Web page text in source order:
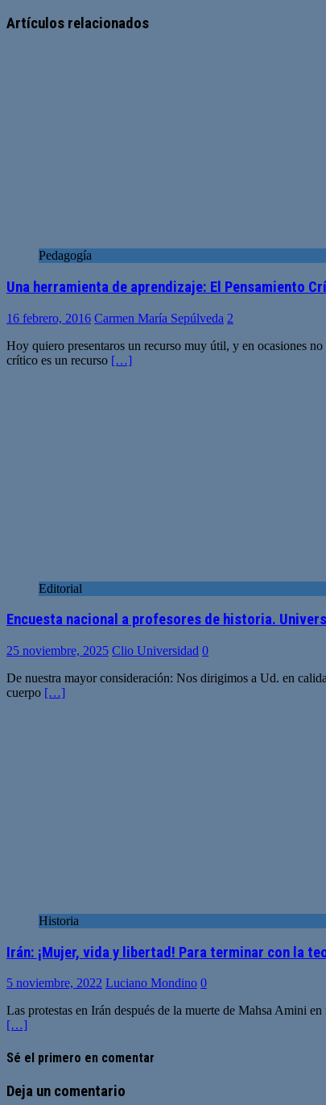
web
Artículos relacionados
Pedagogía
Una herramienta de aprendizaje: El Pensamiento
16 febrero, 2016 Carmen María Sepúlveda 2
Hoy quiero presentaros un recurso muy útil, y en ocasiones
crítico es un recurso […]
Editorial
Encuesta nacional a profesores de historia.
25 noviembre, 2025 Clio Universidad 0
De nuestra mayor consideración: Nos dirigimos a Ud. en
cuerpo […]
Historia
Irán: ¡Mujer, vida y libertad! Para terminar con la
5 noviembre, 2022 Luciano Mondino 0
Las protestas en Irán después de la muerte de Mahsa Amini
[…]
Sé el primero en comentar
Deja un comentario